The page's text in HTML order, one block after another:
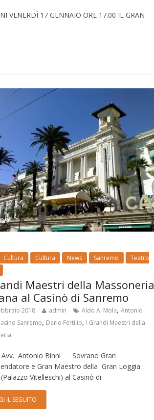
17 GENNAIO ORE 17.00 IL GRAN
Cultura Cultura News Sanremo
Teatro
Maestri della Massoneria
al Casinò di Sanremo
2018 admin Aldo A. Mola,Antonio
Sanremo, Dario Fertilio, I Grandi Maestri della
Avv. Antonio Binni Sovrano Gran
e Gran Maestro della Gran Loggia
(Palazzo Vitelleschi) al Casinò di
IL SEGUITO